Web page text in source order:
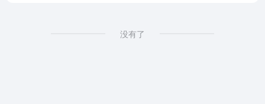
没有了